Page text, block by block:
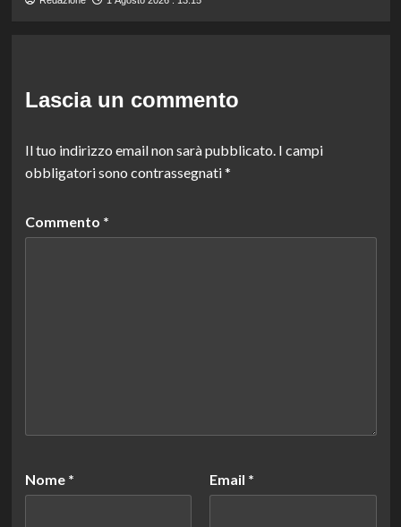
Lascia un commento
Il tuo indirizzo email non sarà pubblicato. I campi
obbligatori sono contrassegnati*
Commento *
Nome * Email *